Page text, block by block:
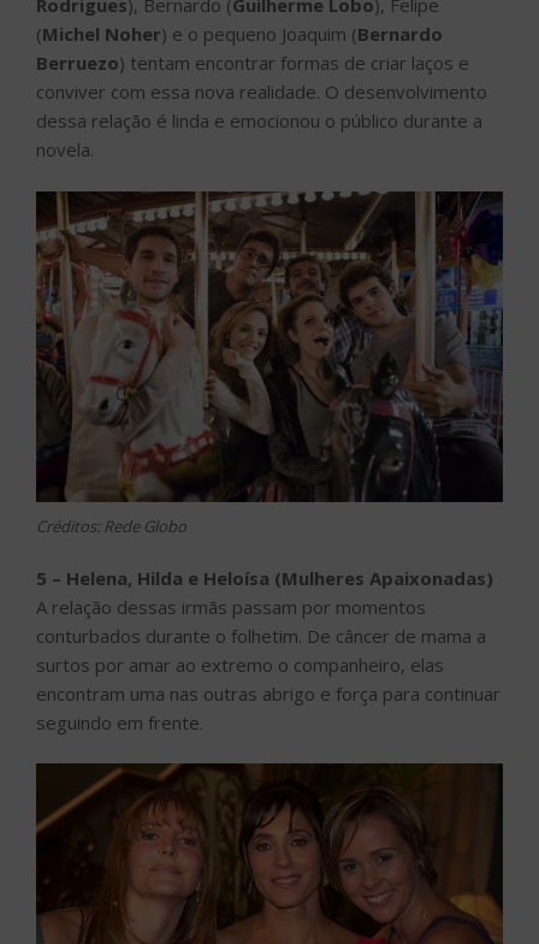
Rodrigues), Bernardo (Guilherme Lobo), Felipe
(Michel Noher) e o pequeno Joaquim (Bernardo
Berruezo) tentam encontrar formas de criar laços e
conviver com essa nova realidade. O desenvolvimento
dessa relação é linda e emocionou o público durante a
novela.
Créditos: Rede Globo
5 – Helena, Hilda e Heloísa (Mulheres Apaixonadas)
A relação dessas irmãs passam por momentos
conturbados durante o folhetim. De câncer de mama a
surtos por amar ao extremo o companheiro, elas
encontram uma nas outras abrigo e força para continuar
seguindo em frente.